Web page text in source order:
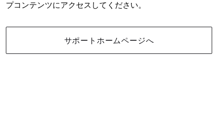
プコンテンツにアクセスしてください。
サポートホームページへ